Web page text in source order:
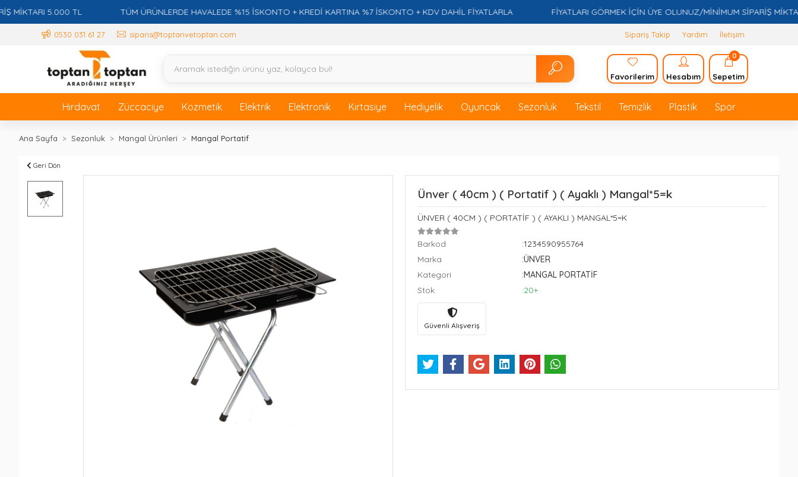
5.000 TL TÜM ÜRÜNLERDE HAVALEDE %15 İSKONTO + KREDİ KARTINA %7 İSKONTO + KDV DAHİL FİYATLARLA FİYATLARI GÖRMEK İÇİN ÜYE OLUNUZ/MİNİMUM SİPARİŞ MİKTARI
0530 031 61 27 siparis@toptanvetoptan.com Sipariş Takip Yardım İletişim
Favorilerim Hesabım
0
Sepetim
Hırdavat Züccaciye Kozmetik Elektrik Elektronik Kırtasiye Hediyelik Oyuncak Sezonluk Tekstil Temizlik Plastik Spor
Ana Sayfa Sezonluk Mangal Ürünleri Mangal Portatif
Geri Dön
Ünver ( 40cm ) ( Portatif ) ( Ayaklı ) Mangal*5=k
ÜNVER ( 40CM ) ( PORTATİF ) ( AYAKLI ) MANGAL*5=K
Barkod
:1234590955764
Marka
:ÜNVER
Kategori
:MANGAL PORTATİF
Stok
:20+
Güvenli Alışveriş